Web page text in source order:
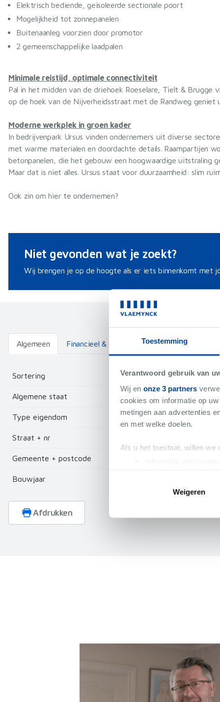
Toestemming
Verantwoord gebruik van
Wij en onze 3 partners
cookies om informatie op
metingen aan advertenties
en met welke doelen.
Als u het toestaat, willen we
toestemming op elk
Weigeren
Elektrisch bediende, geïsoleerde sectionale poort
Mogelijkheid tot zonnepanelen
Buitenaanleg voorzien door promotor
2 gemeenschappelijke laadpalen
Minimale reistijd, optimale connectiviteit
Pal in het midden van de driehoek Roeselare, Tielt & Brugge
op de hoek van de Nijverheidsstraat met de Randweg geniet
Moderne werkplek in groen kader
In bedrijvenpark Ursus vinden ondernemers uit diverse
met warme materialen en doordachte details. Raampartijen
betonpanelen, die het gebouw een hoogwaardige uitstraling
Maar dat is niet alles. Ursus staat voor duurzaamheid: slim
Ook zin om hier te ondernemen?
Niet gevonden wat je zoekt?
Wij brengen je op de hoogte als er iets binnenkomt met
Algemeen Financieel & Oppervlakte Indeling &
Sortering
Algemene staat
Type eigendom
Straat + nr
Gemeente + postcode
Bouwjaar
Afdrukken